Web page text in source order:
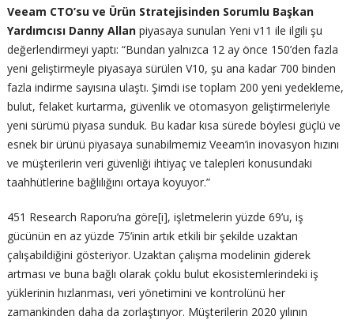
Veeam CTO’su ve Ürün Stratejisinden Sorumlu Başkan
Yardımcısı Danny Allanpiyasaya sunulan Yeni v11 ile ilgili şu
değerlendirmeyi yaptı: “Bundan yalnızca 12 ay önce 150’den fazla
yeni geliştirmeyle piyasaya sürülen V10, şu ana kadar 700 binden
fazla indirme sayısına ulaştı. Şimdi ise toplam 200 yeni yedekleme,
bulut, felaket kurtarma, güvenlik ve otomasyon geliştirmeleriyle
yeni sürümü piyasa sunduk. Bu kadar kısa sürede böylesi güçlü ve
esnek bir ürünü piyasaya sunabilmemiz Veeam’in inovasyon hızını
ve müşterilerin veri güvenliği ihtiyaç ve talepleri konusundaki
taahhütlerine bağlılığını ortaya koyuyor.”
451 Research Raporu’na göre[i], işletmelerin yüzde 69’u, iş
gücünün en az yüzde 75’inin artık etkili bir şekilde uzaktan
çalışabildiğini gösteriyor. Uzaktan çalışma modelinin giderek
artması ve buna bağlı olarak çoklu bulut ekosistemlerindeki iş
yüklerinin hızlanması, veri yönetimini ve kontrolünü her
zamankinden daha da zorlaştırıyor. Müşterilerin 2020 yılının